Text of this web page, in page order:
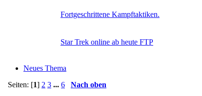
Fortgeschrittene Kampftaktiken.
Star Trek online ab heute FTP
Neues Thema
Seiten: [1] 2 3 ... 6
Nach oben